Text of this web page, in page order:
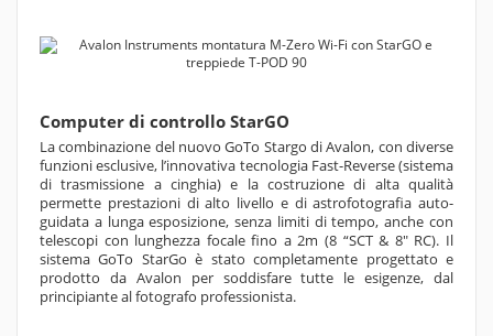
Computer di controllo StarGO
La combinazione del nuovo GoTo Stargo di Avalon, con diverse
funzioni esclusive, l’innovativa tecnologia Fast-Reverse (sistema
di trasmissione a cinghia) e la costruzione di alta qualità
permette prestazioni di alto livello e di astrofotografia auto-
guidata a lunga esposizione, senza limiti di tempo, anche con
telescopi con lunghezza focale fino a 2m (8 “SCT & 8″ RC). Il
sistema GoTo StarGo è stato completamente progettato e
prodotto da Avalon per soddisfare tutte le esigenze, dal
principiante al fotografo professionista.